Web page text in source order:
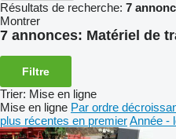
Résultats de recherche: 7
Montrer
7 annonces: Matériel de
Filtre
Trier: Mise en ligne
Mise en ligne Par ordre
plus récentes en premierAnnée -